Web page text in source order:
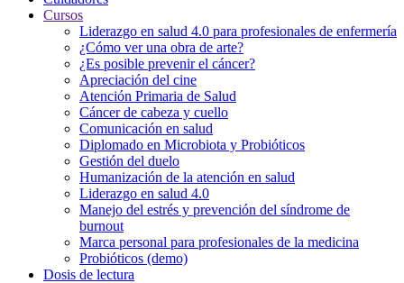
Cursos
Liderazgo en salud 4.0 para profesionales de enfermería
¿Cómo ver una obra de arte?
¿Es posible prevenir el cáncer?
Apreciación del cine
Atención Primaria de Salud
Cáncer de cabeza y cuello
Comunicación en salud
Diplomado en Microbiota y Probióticos
Gestión del duelo
Humanización de la atención en salud
Liderazgo en salud 4.0
Manejo del estrés y prevención del síndrome de
burnout
Marca personal para profesionales de la medicina
Probióticos (demo)
Dosis de lectura